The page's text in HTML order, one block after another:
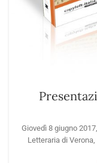
Giovedì 8 giugno
Letteraria di